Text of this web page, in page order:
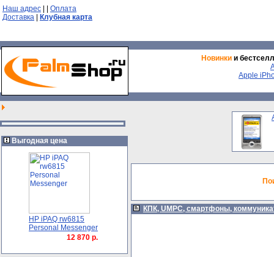
Наш адрес
Оплата
Доставка
Клубная карта
Новинки и
Apple
Выгодная цена
HP iPAQ rw6815
Personal Messenger
12 870 р.
КПК, UMPC, смартфоны,